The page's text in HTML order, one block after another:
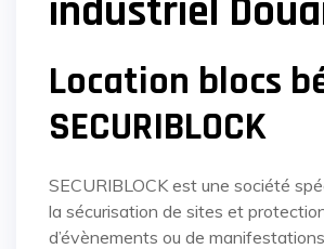
industriel
Location blocs
SECURIBLOCK
SECURIBLOCK est une société
la sécurisation de sites et
d’évènements ou de